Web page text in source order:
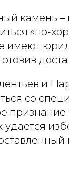
камень
«по-
имеют
и
со
удается